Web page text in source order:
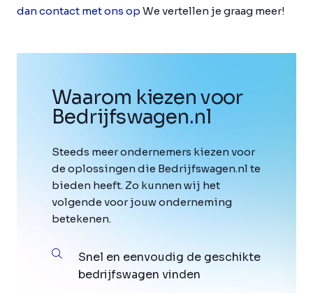
dan contact met ons op We vertellen je graag meer!
Waarom kiezen voor
Bedrijfswagen.nl
Steeds meer ondernemers kiezen voor
de oplossingen die Bedrijfswagen.nl te
bieden heeft. Zo kunnen wij het
volgende voor jouw onderneming
betekenen.
Snel en eenvoudig de geschikte
bedrijfswagen vinden